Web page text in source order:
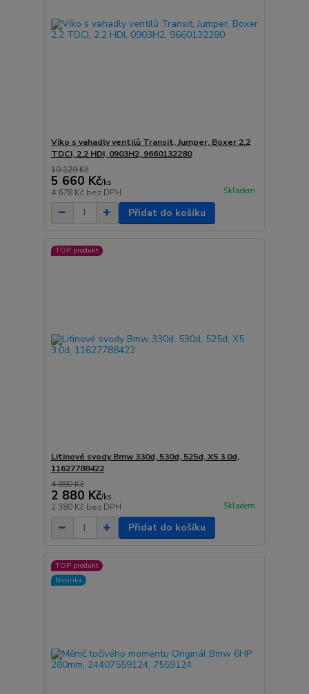
Víko s vahadly ventilů Transit, Jumper, Boxer 2.2
TDCI, 2.2 HDI, 0903H2, 9660132280
10 129 Kč
5 660 Kč/ks
4 678 Kč bez DPH Skladem
Přidat do košíku
TOP produkt
Litinové svody Bmw 330d, 530d, 525d, X5 3.0d,
11627788422
4 880 Kč
2 880 Kč/ks
2 380 Kč bez DPH Skladem
Přidat do košíku
TOP produkt
Novinka